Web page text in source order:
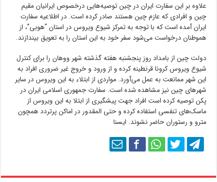
علاوه بر این سفارت ایران در چین توصیه‌هایی درخصوص ایرانیان مقیم
چین و افرادی که عازم چین هستند صادر کرده است. در اطلاعیه سفارت
ایران آمده است که با توجه به تمرکز شیوع ویروس در استان “هوبی”، از
هموطنان درخواست می‌شود سفر خود به این استان را به تعویق بیندازند.
دولت چین از بامداد روز پنجشنبه هفته گذشته شهر ووهان را برای کنترل
شیوع ویروس کرونا قرنطینه کرده و از ورود و خروج غیر ضروری افراد به
این شهر ممانعت به عمل می‌آورد. مواردی از ابتلاء به این ویروس در سایر
شهرهای چین نیز مشاهده شده است. سفارت جمهوری اسلامی ایران در
پکن توصیه کرده است افراد جهت پیشگیری از ابتلا به این ویروس از
ماسک‌های تنفسی استفاده کرده و حتی المقدور در اماکن پرتردد همچون
مترو و رستوران حاضر نشوند. ایسنا